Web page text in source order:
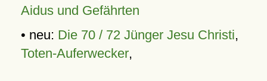
Aidus und Gefährten
• neu: Die 70 / 72 Jünger Jesu Christi,
Toten-Auferwecker,